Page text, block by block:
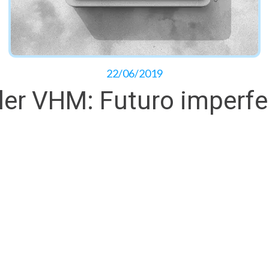
22/06/2019
VHM: Futuro